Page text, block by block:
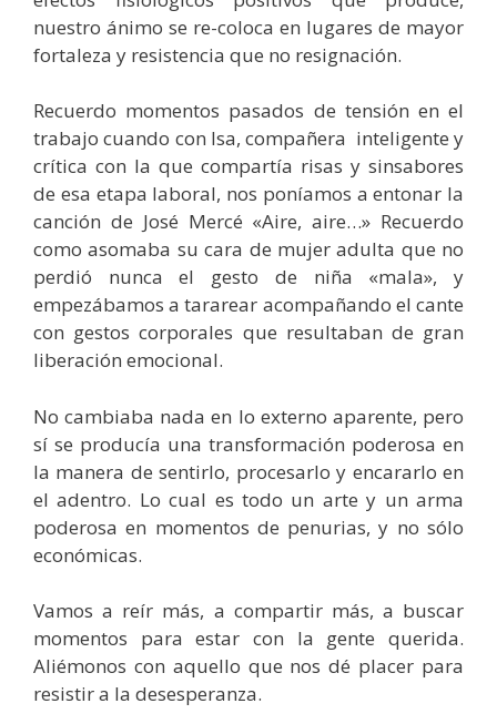
nuestro ánimo se re-coloca en lugares de mayor
fortaleza y resistencia que no resignación.
Recuerdo momentos pasados de tensión en el
trabajo cuando con Isa, compañera inteligente y
crítica con la que compartía risas y sinsabores
de esa etapa laboral, nos poníamos a entonar la
canción de José Mercé «Aire, aire…» Recuerdo
como asomaba su cara de mujer adulta que no
perdió nunca el gesto de niña «mala», y
empezábamos a tararear acompañando el cante
con gestos corporales que resultaban de gran
liberación emocional.
No cambiaba nada en lo externo aparente, pero
sí se producía una transformación poderosa en
la manera de sentirlo, procesarlo y encararlo en
el adentro. Lo cual es todo un arte y un arma
poderosa en momentos de penurias, y no sólo
económicas.
Vamos a reír más, a compartir más, a buscar
momentos para estar con la gente querida.
Aliémonos con aquello que nos dé placer para
resistir a la desesperanza.